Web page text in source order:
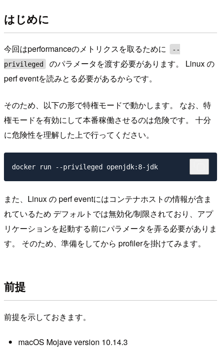
はじめに
今回はperformanceのメトリクスを取るために
--
privileged
のパラメータを渡す必要があります。 Linux の
perf eventを読みとる必要があるからです。
そのため、以下の形で特権モードで動かします。 なお、特
権モードを有効にして本番稼働させるのは危険です。 十分
に危険性を理解した上で行ってください。
また、Linux の perf eventにはコンテナホストの情報が含ま
れているため デフォルトでは無効化/制限されており、アプ
リケーションを起動する前にパラメータを弄る必要がありま
す。 そのため、準備をしてから profilerを掛けてみます。
前提
前提を示しておきます。
macOS Mojave version 10.14.3